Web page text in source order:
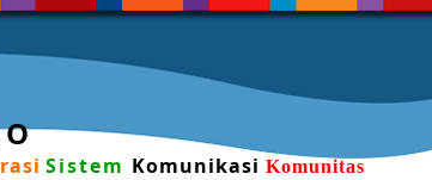
Sistem Komunikasi Komunitas